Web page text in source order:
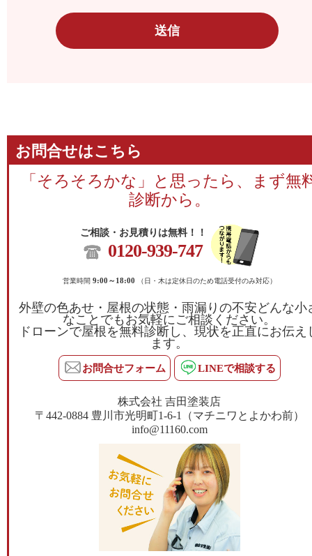
お問合せはこちら
「そろそろかな」と思ったら、まず無
診断から。
ご相談・お見積りは無料！！
0120-939-747
営業時間 9:00～18:00 （日・木は定休日のため電話受付のみ対応）
外壁の色あせ・屋根の状態・雨漏りの不安どんな小
なことでもお気軽にご相談ください。
ドローンで屋根を無料診断し、現状を正直にお伝え
ます。
お問合せフォーム LINEで相談する
株式会社 吉田塗装店
〒442-0884 豊川市光明町1-6-1（マチニワとよかわ前）
info@11160.com